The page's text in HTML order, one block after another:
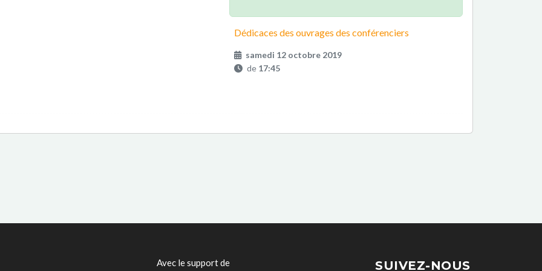
Dédicaces des ouvrages des conférenciers
samedi 12 octobre 2019
de 17:45
Avec le support de SUIVEZ-NOUS